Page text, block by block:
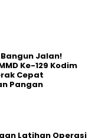
Jalan!
Ke-129 Kodim
Cepat
Pangan
Latihan Operasi